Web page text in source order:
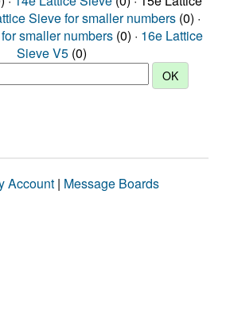
Sieve for smaller numbers (0) ·
smaller numbers (0) · 16e Lattice
Sieve V5 (0)
Account | Message Boards